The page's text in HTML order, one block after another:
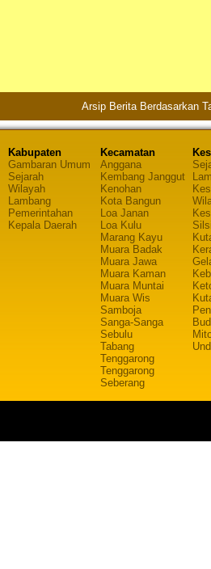
Arsip Berita Berdasarkan
Kabupaten
Gambaran Umum
Sejarah
Wilayah
Lambang
Pemerintahan
Kepala Daerah
Kecamatan
Anggana
Kembang Janggut
Kenohan
Kota Bangun
Loa Janan
Loa Kulu
Marang Kayu
Muara Badak
Muara Jawa
Muara Kaman
Muara Muntai
Muara Wis
Samboja
Sanga-Sanga
Sebulu
Tabang
Tenggarong
Tenggarong
Seberang